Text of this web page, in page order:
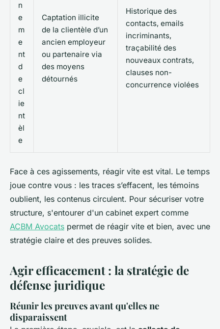
n
e
m
e
nt
d
e
cl
ie
nt
èl
e
Captation illicite
de la clientèle d’un
ancien employeur
ou partenaire via
des moyens
détournés
Historique des
contacts, emails
incriminants,
traçabilité des
nouveaux contrats,
clauses non-
concurrence violées
Face à ces agissements, réagir vite est vital. Le temps
joue contre vous : les traces s’effacent, les témoins
oublient, les contenus circulent. Pour sécuriser votre
structure, s'entourer d'un cabinet expert comme
ACBM Avocats permet de réagir vite et bien, avec une
stratégie claire et des preuves solides.
Agir efficacement : la stratégie de
défense juridique
Réunir les preuves avant qu'elles ne
disparaissent